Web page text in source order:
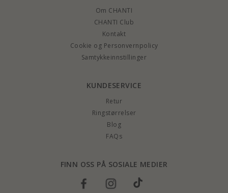
Om CHANTI
CHANTI Club
Kontakt
Cookie og Personvernpolicy
Samtykkeinnstillinger
KUNDESERVICE
Retur
Ringstørrelser
Blog
FAQs
FINN OSS PÅ SOSIALE MEDIER